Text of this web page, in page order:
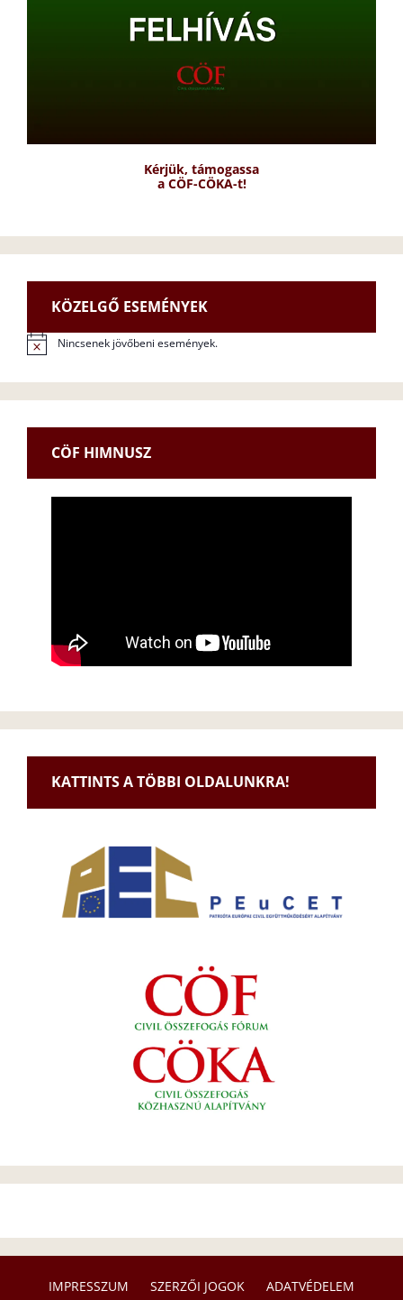
Kérjük, támogassa
a CÖF-CÖKA-t!
KÖZELGŐ ESEMÉNYEK
N
Nincsenek jövőbeni események.
CÖF HIMNUSZ
KATTINTS A TÖBBI OLDALUNKRA!
IMPRESSZUM SZERZŐI JOGOK ADATVÉDELEM